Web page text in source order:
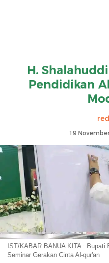
H.
Pendidikan
19
IST/KABAR BANUA KITA : Bupati
Seminar Gerakan Cinta Al-qur'an